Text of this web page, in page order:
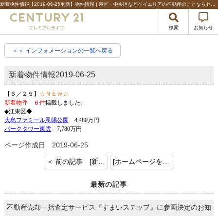
検索 お知らせ
＜＜ インフォメーションの一覧へ戻る
新着物件情報2019-06-25
【６／２５】 ☆ＮＥＷ☆
新着物件 ６件掲載しました。
◆江東区◆
大島ファミール恩賜公園 4,480万円
パークタワー東雲7,780万円
ページ作成日 2019-06-25
＜ 前の記事 [新着物件情報]
最新の記事
不動産売却一括査定サービス『すまいステップ』に参画決定のお知